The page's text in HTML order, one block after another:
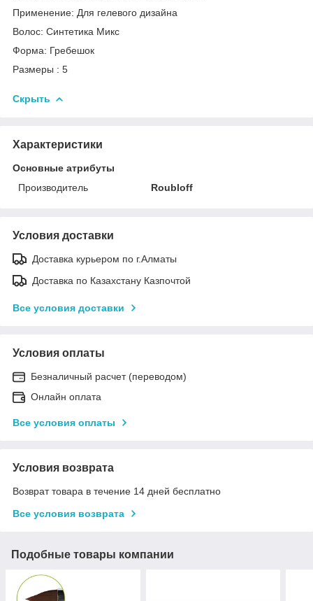
Применение: Для гелевого дизайна
Волос: Синтетика Микс
Форма: Гребешок
Размеры : 5
Скрыть
Характеристики
Основные атрибуты
Производитель
Roubloff
Условия доставки
Доставка курьером по г.Алматы
Доставка по Казахстану Казпочтой
Все условия доставки
Условия оплаты
Безналичный расчет (переводом)
Онлайн оплата
Все условия оплаты
Условия возврата
Возврат товара в течение 14 дней бесплатно
Все условия возврата
Подобные товары компании